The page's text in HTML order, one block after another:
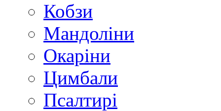
Кобзи
Мандоліни
Окаріни
Цимбали
Псалтирі